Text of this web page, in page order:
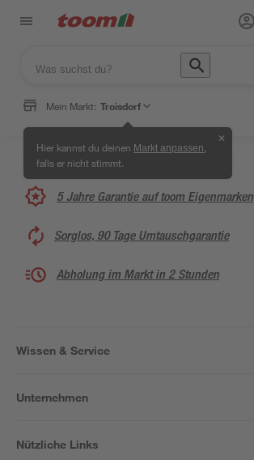
Mein Markt: Troisdorf
Hier kannst du deinen Markt anpassen
falls er nicht stimmt.
✕
5 Jahre Garantie auf toom Eigenmarken
Sorglos, 90 Tage Umtauschgarantie
Abholung im Markt in 2 Stunden
Wissen & Service
Unternehmen
Nützliche Links